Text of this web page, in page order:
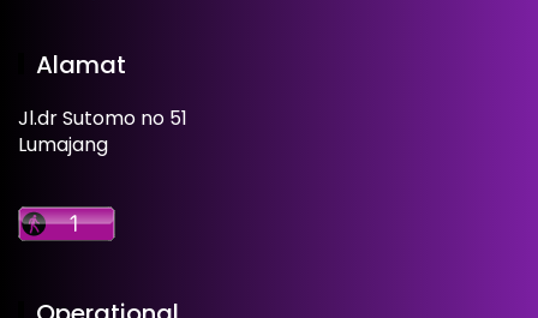
Alamat
Jl.dr Sutomo no 51
Lumajang